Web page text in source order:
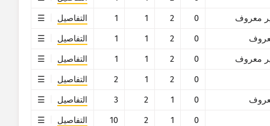
معروف
0
2
1
1
التفاصيل
0
2
1
1
التفاصيل
معروف
0
2
1
1
التفاصيل
0
2
1
2
التفاصيل
0
1
2
3
التفاصيل
0
1
2
10
التفاصيل